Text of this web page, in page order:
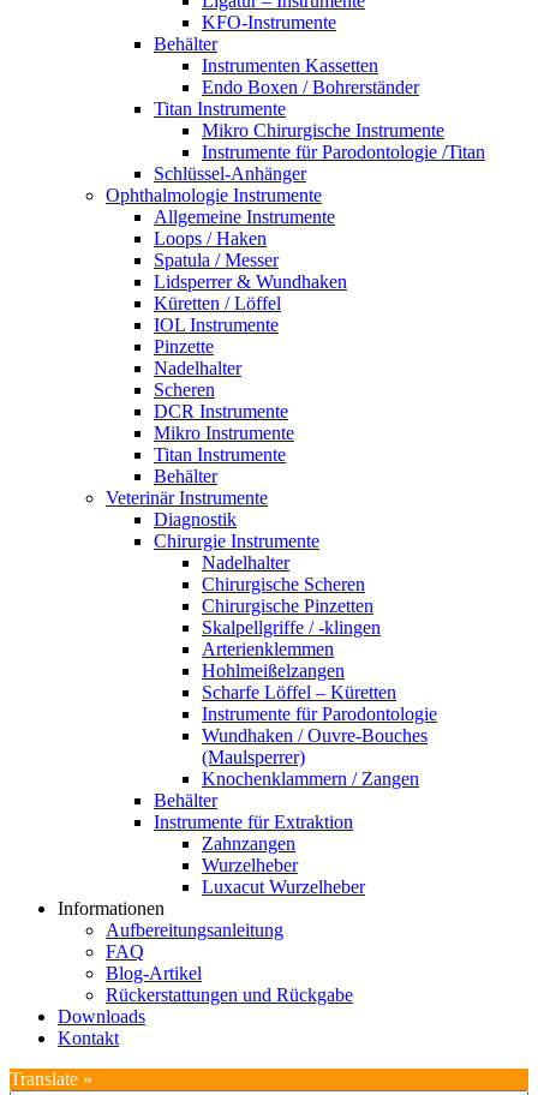
KFO-Instrumente
Behälter
Instrumenten Kassetten
Endo Boxen / Bohrerständer
Titan Instrumente
Mikro Chirurgische Instrumente
Instrumente für Parodontologie /Titan
Schlüssel-Anhänger
Ophthalmologie Instrumente
Allgemeine Instrumente
Loops / Haken
Spatula / Messer
Lidsperrer & Wundhaken
Küretten / Löffel
IOL Instrumente
Pinzette
Nadelhalter
Scheren
DCR Instrumente
Mikro Instrumente
Titan Instrumente
Behälter
Veterinär Instrumente
Diagnostik
Chirurgie Instrumente
Nadelhalter
Chirurgische Scheren
Chirurgische Pinzetten
Skalpellgriffe / -klingen
Arterienklemmen
Hohlmeißelzangen
Scharfe Löffel – Küretten
Instrumente für Parodontologie
Wundhaken / Ouvre-Bouches
(Maulsperrer)
Knochenklammern / Zangen
Behälter
Instrumente für Extraktion
Zahnzangen
Wurzelheber
Luxacut Wurzelheber
Informationen
Aufbereitungsanleitung
FAQ
Blog-Artikel
Rückerstattungen und Rückgabe
Downloads
Kontakt
Translate »